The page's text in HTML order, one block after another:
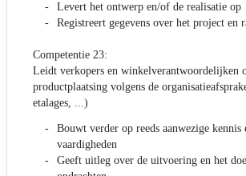
Levert het ontwerp en/of de realisatie op
Registreert gegevens over het project en
Competentie 23:
Leidt verkopers en winkelverantwoordelijken
productplaatsing volgens de
etalages, ...)
Bouwt verder op reeds aanwezige kennis
vaardigheden
Geeft uitleg over de uitvoering en het